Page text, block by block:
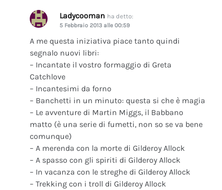
Ladycooman ha detto:
5 Febbraio 2013 alle 00:59
A me questa iniziativa piace tanto quindi
segnalo nuovi libri:
– Incantate il vostro formaggio di Greta
Catchlove
– Incantesimi da forno
– Banchetti in un minuto: questa si che è magia
– Le avventure di Martin Miggs, il Babbano
matto (è una serie di fumetti, non so se va bene
comunque)
– A merenda con la morte di Gilderoy Allock
– A spasso con gli spiriti di Gilderoy Allock
– In vacanza con le streghe di Gilderoy Allock
– Trekking con i troll di Gilderoy Allock